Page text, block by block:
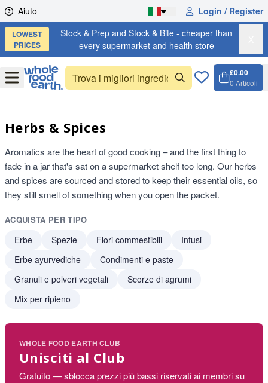
Skip to content
Aiuto Login / Register
LOWEST
PRICES
Stock & Prep and Stock & Bite - cheaper than
every supermarket and health store
OpenMenu
£0.00
0 Articoli
Herbs & Spices
Aromatics are the heart of good cooking – and the first thing to
fade in a jar that's sat on a supermarket shelf too long. Our herbs
and spices are sourced and stored to keep their essential oils, so
they still smell of something when you open the packet.
ACQUISTA PER TIPO
Erbe Spezie Fiori commestibili
Infusi
Erbe ayurvediche
Condimenti e paste
Granuli e polveri vegetali
Scorze di agrumi
Mix per ripieno
WHOLE FOOD EARTH CLUB
Unisciti al Club
Gratuito — sblocca prezzi più bassi riservati ai membri su